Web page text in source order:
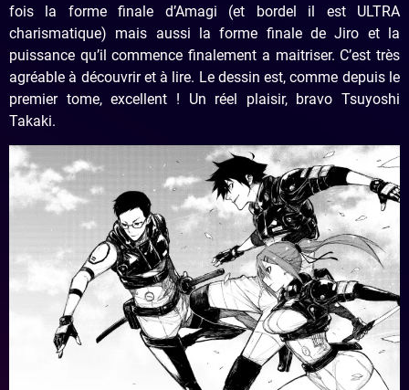
fois la forme finale d’Amagi (et bordel il est ULTRA
charismatique) mais aussi la forme finale de Jiro et la
puissance qu’il commence finalement a maitriser. C’est très
agréable à découvrir et à lire. Le dessin est, comme depuis le
premier tome, excellent ! Un réel plaisir, bravo Tsuyoshi
Takaki.